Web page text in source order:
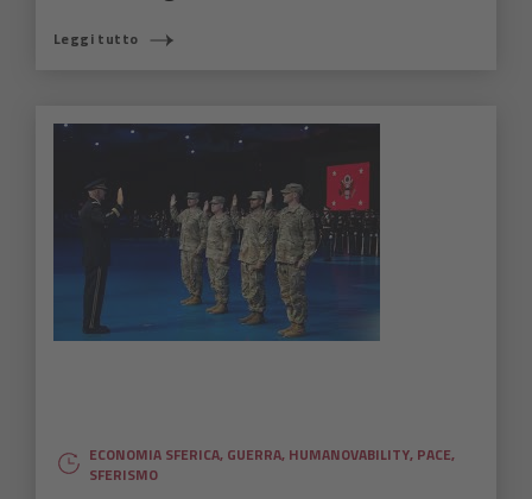
Leggi tutto
ECONOMIA SFERICA, GUERRA, HUMANOVABILITY, PACE,
SFERISMO